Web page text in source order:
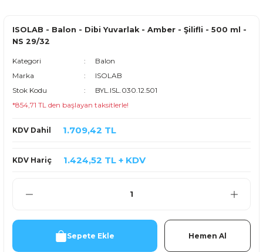
ISOLAB - Balon - Dibi Yuvarlak - Amber - Şilifli - 500 ml -
NS 29/32
Kategori
Balon
Marka
ISOLAB
Stok Kodu
BYL.ISL.030.12.501
*854,71 TL den başlayan taksitlerle!
KDV Dahil 1.709,42 TL
KDV Hariç 1.424,52 TL + KDV
Sepete Ekle Hemen Al